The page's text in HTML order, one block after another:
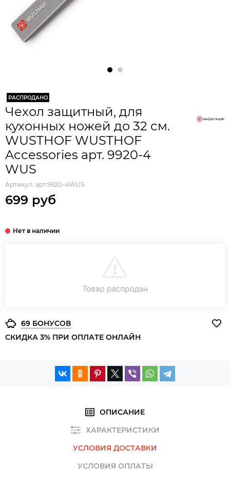
РАСПРОДАНО
Чехол защитный, для
кухонных ножей до 32 см.
WUSTHOF WUSTHOF
Accessories арт. 9920-4
WUS
Артикул: арт.9920-4WUS
699 руб
ЗАКАЗ В ОДИН КЛИК
Товар распродан
69 БОНУСОВ
СКИДКА 3% ПРИ ОПЛАТЕ ОНЛАЙН
ОПИСАНИЕ
ХАРАКТЕРИСТИКИ
УСЛОВИЯ ДОСТАВКИ
УСЛОВИЯ ОПЛАТЫ